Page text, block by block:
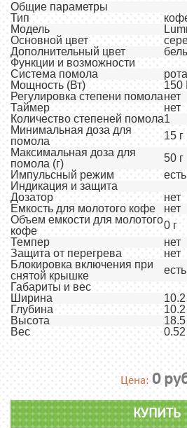
Общие параметры
Тип
Модель
Основной цвет
Дополнительный цвет
Функции и возможности
Система помола
Мощность (Вт)
150
Регулировка степени помоланет
Таймер
нет
Количество степеней помола1
Минимальная доза для
помола
15 г
Максимальная доза для
помола (г)
50 г
Импульсный режим
есть
Индикация и защита
Дозатор
нет
Емкость для молотого кофе
нет
Объем емкости для молотого
кофе
0 г
Темпер
нет
Защита от перегрева
нет
Блокировка включения при
снятой крышке
есть
Габариты и вес
Ширина
Глубина
Высота
Вес
0.52
Цена: 0
КУПИТЬ